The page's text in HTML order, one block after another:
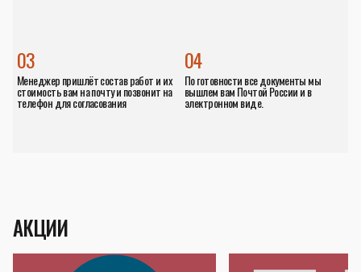
04
По готовности все документы мы
вышлем вам Почтой России и в
электронном виде.
03
Менеджер пришлёт состав работ и их
стоимость вам на почту и позвонит на
телефон для согласования
АКЦИИ